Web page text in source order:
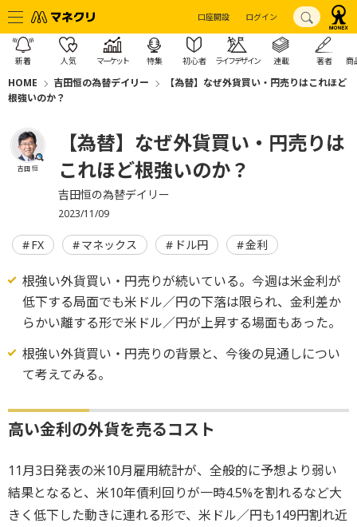
口座開設 ログイン
新着 人気 マーケット 特集 初心者 ライフデザイン 連載 著者 商
HOME 吉田恒の為替デイリー
【為替】なぜ外貨買い・円売りはこれほど
根強いのか？
吉田 恒
【為替】なぜ外貨買い・円売りは
これほど根強いのか？
吉田恒の為替デイリー
2023/11/09
FX マネックス ドル円 金利
根強い外貨買い・円売りが続いている。今週は米金利が
低下する局面でも米ドル／円の下落は限られ、金利差か
らかい離する形で米ドル／円が上昇する場面もあった。
根強い外貨買い・円売りの背景と、今後の見通しについ
て考えてみる。
高い金利の外貨を売るコスト
11月3日発表の米10月雇用統計が、全般的に予想より弱い
結果となると、米10年債利回りが一時4.5%を割れるなど大
きく低下した動きに連れる形で、米ドル／円も149円割れ近